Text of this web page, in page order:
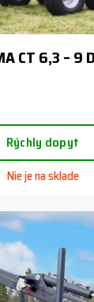
CT 6,3 – 9
Rýchly dopyt
Nie je na sklade